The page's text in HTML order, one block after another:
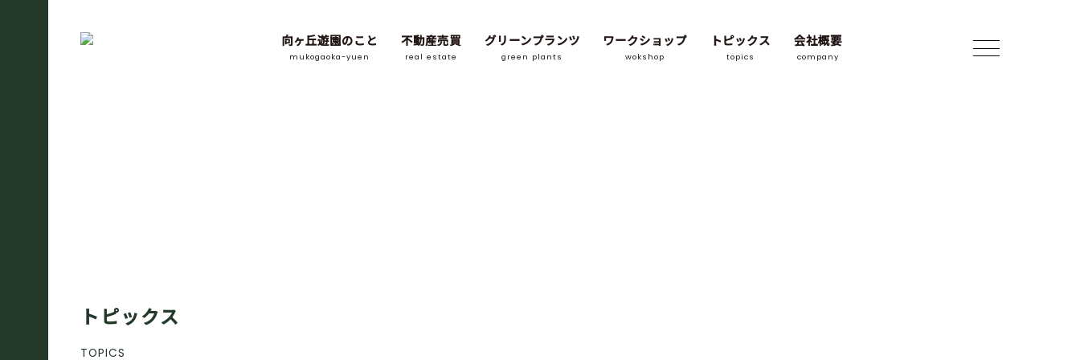
向ヶ丘遊園のこと
mukogaoka-yuen
不動産売買
real estate
グリーンプランツ
green plants
ワークショップ
wokshop
トピックス
topics
会社概要
company
トピックス
TOPICS